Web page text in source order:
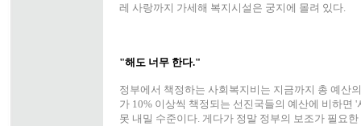
레 사랑까지 가세해 복지시설은 궁지에 몰려 있다.
"해도 너무 한다."
정부에서 책정하는 사회복지비는 지금까지 총 예산
가 10% 이상씩 책정되는 선진국들의 예산에 비하면
못 내밀 수준이다. 게다가 정말 정부의 보조가 필요